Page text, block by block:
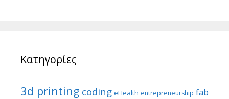
Κατηγορίες
3d printing coding eHealth entrepreneurship fab